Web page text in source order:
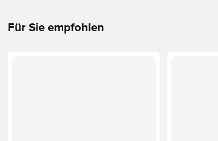
Für Sie empfohlen